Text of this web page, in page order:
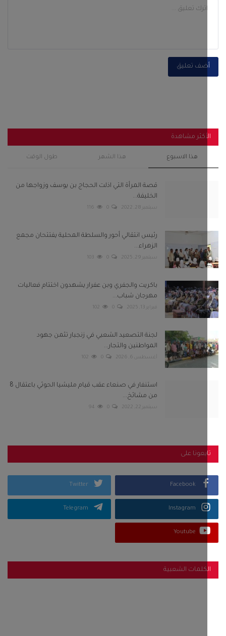
تعليق
مشاهدة
هذا الاسبوع هذا الشهر طول الوقت
قصة المرأة التي اذلت الحجاج بن يوسف وزواجها من
الخليفة...
0
116
رئيس انتقالي أحور والسلطة المحلية يفتتحان مجمع
الزهراء...
سبتمبر 29, 2025 0
103
باكريت والجفري وبن عفرار يشهدون اختتام فعاليات
مهرجان شباب...
فبراير 13, 2025 0
102
لجنة التصعيد الشعبي في زنجبار تثمن جهود
المواطنين والتجار...
أغسطس 6, 2026 0
102
استنفار في صنعاء عقب قيام مليشيا الحوثي باعتقال 8
من مشائخ...
0
94
على
Facebook
Twitter
Instagram
Telegram
Youtube
الشعبية